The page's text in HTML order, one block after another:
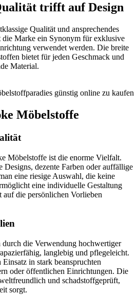
trifft auf Design
Qualität und ansprechendes
die Marke ein Synonym für exklusive
verwendet werden. Die breite
bietet für jeden Geschmack und
Material.
günstig online zu kaufen
Möbelstoffe
Möbelstoffe ist die enorme Vielfalt.
Designs, dezente Farben oder auffällige
eine riesige Auswahl, die keine
eine individuelle Gestaltung
auf die persönlichen Vorlieben
die Verwendung hochwertiger
langlebig und pflegeleicht.
in stark beanspruchten
oder öffentlichen Einrichtungen. Die
und schadstoffgeprüft,
sorgt.